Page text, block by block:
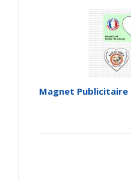
Magnet Publicitaire